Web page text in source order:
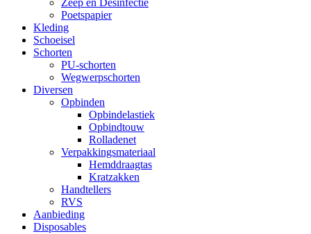
Zeep en Desinfectie
Poetspapier
Kleding
Schoeisel
Schorten
PU-schorten
Wegwerpschorten
Diversen
Opbinden
Opbindelastiek
Opbindtouw
Rolladenet
Verpakkingsmateriaal
Hemddraagtas
Kratzakken
Handtellers
RVS
Aanbieding
Disposables